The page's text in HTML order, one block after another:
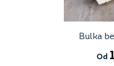
Bulka
Od